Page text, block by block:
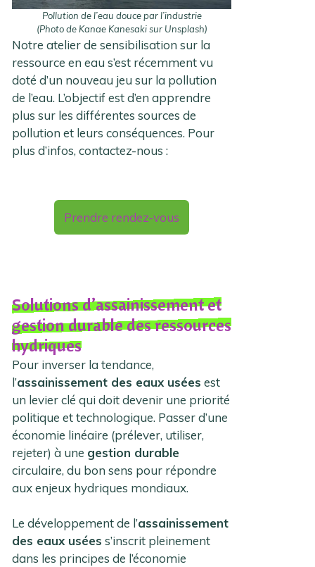
Pollution de l’eau douce par l’industrie
(Photo de Kanae Kanesaki sur Unsplash)
Notre atelier de sensibilisation sur la
ressource en eau s’est récemment vu
doté d’un nouveau jeu sur la pollution
de l’eau. L’objectif est d’en apprendre
plus sur les différentes sources de
pollution et leurs conséquences. Pour
plus d’infos, contactez-nous :
Prendre rendez-vous
Solutions d’assainissement et
gestion durable des ressources
hydriques
Pour inverser la tendance,
l’assainissement des eaux usées est
un levier clé qui doit devenir une priorité
politique et technologique. Passer d’une
économie linéaire (prélever, utiliser,
rejeter) à une gestion durable
circulaire, du bon sens pour répondre
aux enjeux hydriques mondiaux.
Le développement de l’assainissement
des eaux usées s’inscrit pleinement
dans les principes de l’économie